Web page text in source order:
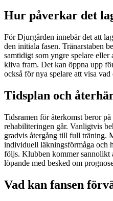
Hur påverkar det
För Djurgården innebär det att
den initiala fasen. Tränarstaben
samtidigt som yngre spelare
kliva fram. Det kan öppna upp
också för nya spelare att visa vad
Tidsplan och
Tidsramen för återkomst beror
rehabiliteringen går. Vanligtvis
gradvis återgång till full träning.
individuell läkningsförmåga och
följs. Klubben kommer sannolikt
löpande med besked om
Vad kan fansen